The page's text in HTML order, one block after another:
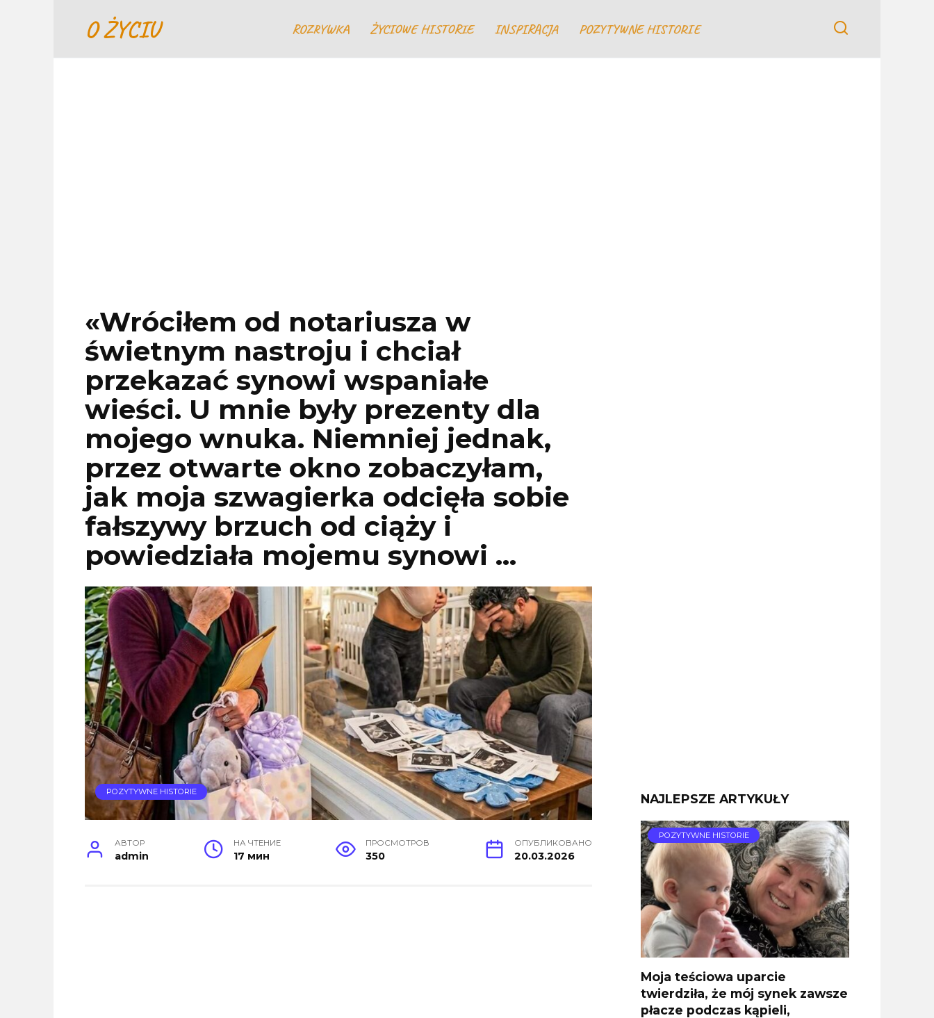
O ŻYCIU ROZRYWKA ŻYCIOWE HISTORIE INSPIRACJA POZYTYWNE HISTORIE
«Wróciłem od notariusza w
świetnym nastroju i chciał
przekazać synowi wspaniałe
wieści. U mnie były prezenty dla
mojego wnuka. Niemniej jednak,
przez otwarte okno zobaczyłam,
jak moja szwagierka odcięła sobie
fałszywy brzuch od ciąży i
powiedziała mojemu synowi …
POZYTYWNE HISTORIE
АВТОР
admin
НА ЧТЕНИЕ
17 мин
ПРОСМОТРОВ
350
ОПУБЛИКОВАНО
20.03.2026
NAJLEPSZE ARTYKUŁY
POZYTYWNE HISTORIE
Moja teściowa uparcie
twierdziła, że mój synek zawsze
płacze podczas kąpieli,